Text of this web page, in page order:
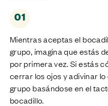
01
Mientras aceptas el
grupo, imagina que estás
por primera vez. Si estás
cerrar los ojos y adivinar
grupo basándose en el
bocadillo.